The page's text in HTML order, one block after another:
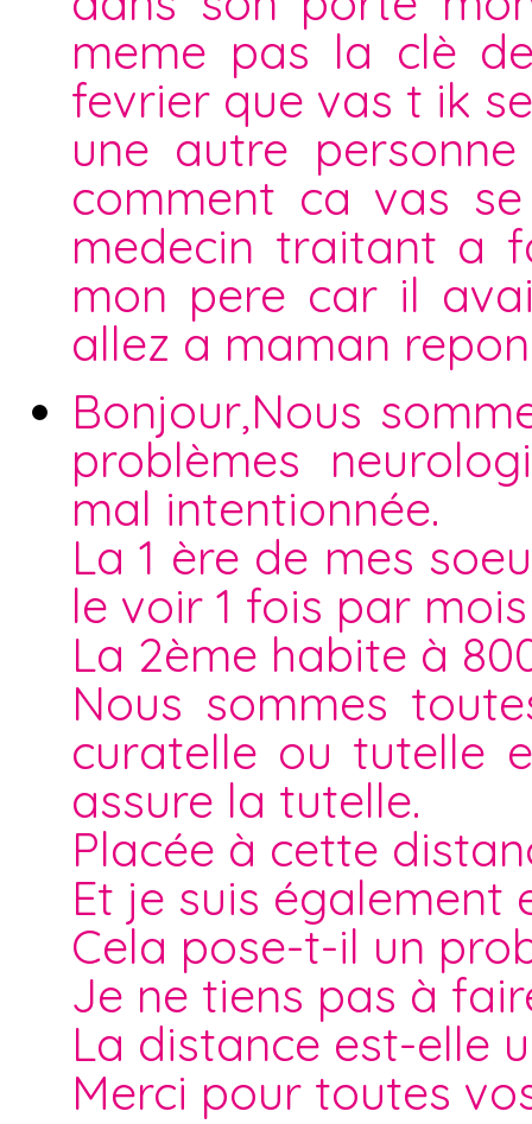
meme pas la clè
fevrier que vas t ik
une autre
comment ca vas
medecin traitant a
mon pere car il
allez a maman
Bonjour,Nous
problèmes
mal intentionnée.
La 1 ère de mes
le voir 1 fois par
La 2ème habite à
Nous sommes
curatelle ou tutelle
assure la tutelle.
Placée à cette
Et je suis
Cela pose-t-il un
Je ne tiens pas à
La distance est-elle
Merci pour toutes